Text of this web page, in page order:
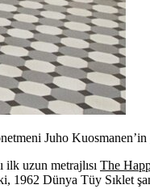
Juho
ilk uzun metrajlısı The
Dünya Tüy Sıklet